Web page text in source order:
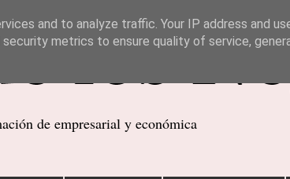
de empresarial y económica
and to analyze traffic. Your IP address and
metrics to ensure quality of service,